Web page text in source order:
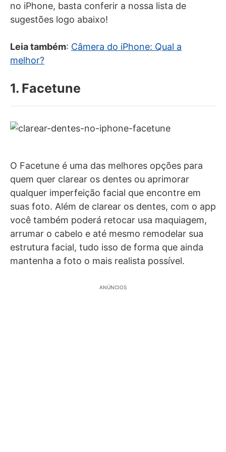
no iPhone, basta conferir a nossa lista de
sugestões logo abaixo!
Leia também: Câmera do iPhone: Qual a
melhor?
1. Facetune
O Facetune é uma das melhores opções para
quem quer clarear os dentes ou aprimorar
qualquer imperfeição facial que encontre em
suas foto. Além de clarear os dentes, com o app
você também poderá retocar usa maquiagem,
arrumar o cabelo e até mesmo remodelar sua
estrutura facial, tudo isso de forma que ainda
mantenha a foto o mais realista possível.
ANÚNCIOS